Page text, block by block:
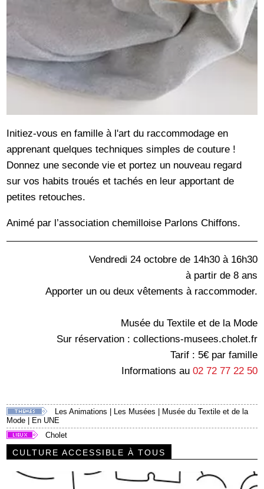
Initiez-vous en famille à l'art du raccommodage en
apprenant quelques techniques simples de couture !
Donnez une seconde vie et portez un nouveau regard
sur vos habits troués et tachés en leur apportant de
petites retouches.
Animé par l’association chemilloise Parlons Chiffons.
Vendredi 24 octobre de 14h30 à 16h30
à partir de 8 ans
Apporter un ou deux vêtements à raccommoder.
Musée du Textile et de la Mode
Sur réservation : collections-musees.cholet.fr
Tarif : 5€ par famille
Informations au 02 72 77 22 50
Les Animations Les Musées
Musée du Textile et de la
Mode
En UNE
Cholet
CULTURE ACCESSIBLE À TOUS